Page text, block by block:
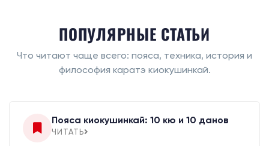
ПОПУЛЯРНЫЕ СТАТЬИ
Что читают чаще всего: пояса, техника, история и
философия каратэ киокушинкай.
Пояса киокушинкай: 10 кю и 10 данов
ЧИТАТЬ